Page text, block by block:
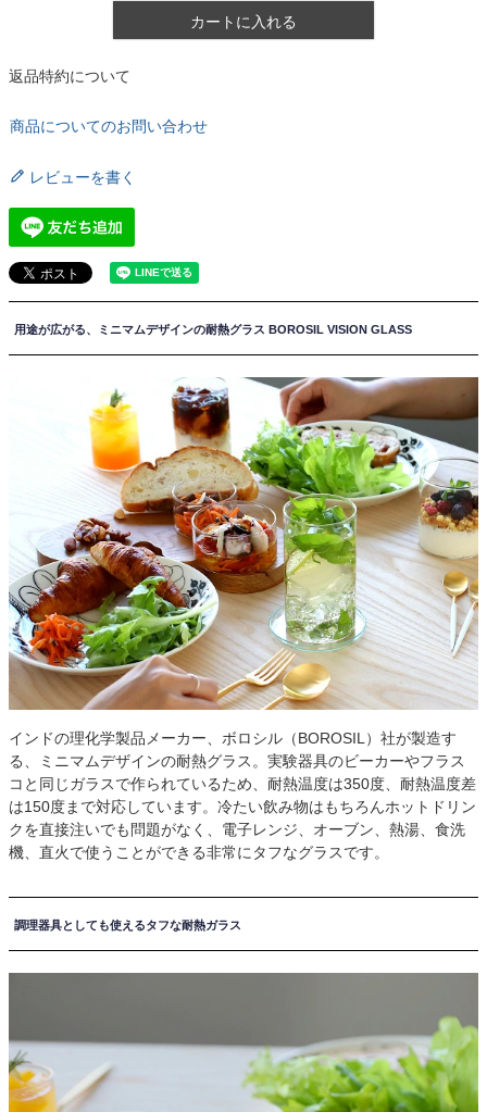
カートに入れる
返品特約について
商品についてのお問い合わせ
レビューを書く
用途が広がる、ミニマムデザインの耐熱グラス BOROSIL VISION GLASS
インドの理化学製品メーカー、ボロシル（BOROSIL）社が製造す
る、ミニマムデザインの耐熱グラス。実験器具のビーカーやフラス
コと同じガラスで作られているため、耐熱温度は350度、耐熱温度差
は150度まで対応しています。冷たい飲み物はもちろんホットドリン
クを直接注いでも問題がなく、電子レンジ、オーブン、熱湯、食洗
機、直火で使うことができる非常にタフなグラスです。
調理器具としても使えるタフな耐熱ガラス